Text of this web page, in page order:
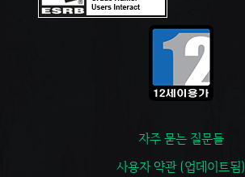
자주 묻는 질문들
사용자 약관 (업데이트됨)